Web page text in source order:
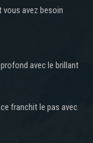
vous avez besoin
avec le brillant
franchit le pas avec